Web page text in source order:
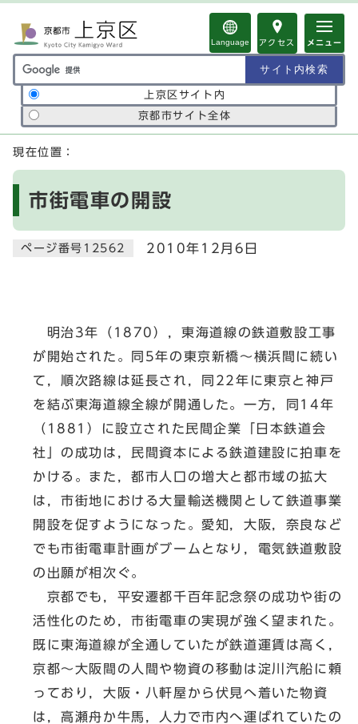
Language アクセス メニュー
サイト内検索の範囲
上京区サイト内
京都市サイト全体
ここから本文です
現在位置：
市街電車の開設
ページ番号12562 2010年12月6日
明治3年（1870），東海道線の鉄道敷設工事
が開始された。同5年の東京新橋～横浜間に続い
て，順次路線は延長され，同22年に東京と神戸
を結ぶ東海道線全線が開通した。一方，同14年
（1881）に設立された民間企業「日本鉄道会
社」の成功は，民間資本による鉄道建設に拍車を
かける。また，都市人口の増大と都市域の拡大
は，市街地における大量輸送機関として鉄道事業
開設を促すようになった。愛知，大阪，奈良など
でも市街電車計画がブームとなり，電気鉄道敷設
の出願が相次ぐ。
京都でも，平安遷都千百年記念祭の成功や街の
活性化のため，市街電車の実現が強く望まれた。
既に東海道線が全通していたが鉄道運賃は高く，
京都～大阪間の人間や物資の移動は淀川汽船に頼
っており，大阪・八軒屋から伏見へ着いた物資
は，高瀬舟か牛馬，人力で市内へ運ばれていたの